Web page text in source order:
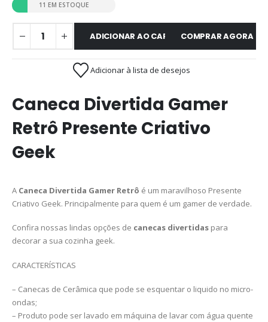
11 EM ESTOQUE
ADICIONAR AO CARRINHOCOMPRAR AGORA
Adicionar à lista de desejos
Caneca Divertida Gamer
Retrô Presente Criativo
Geek
A Caneca Divertida Gamer Retrô é um maravilhoso Presente
Criativo Geek. Principalmente para quem é um gamer de verdade.
Confira nossas lindas opções de canecas divertidas para
decorar a sua cozinha geek.
CARACTERÍSTICAS
– Canecas de Cerâmica que pode se esquentar o liquido no micro-
ondas;
– Produto pode ser lavado em máquina de lavar com água quente